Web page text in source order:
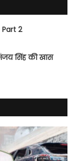
2
सिंह की खास